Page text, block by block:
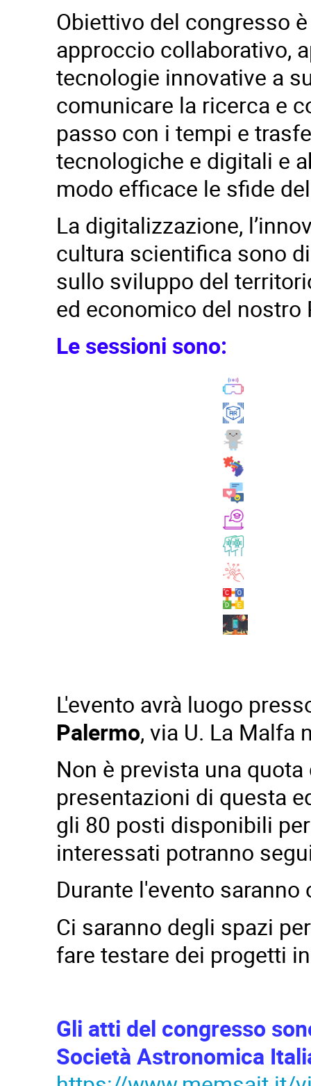
Obiettivo del congresso
approccio collaborativo,
tecnologie innovative a
comunicare la ricerca e
passo con i tempi e
tecnologiche e digitali e
modo efficace le sfide
La digitalizzazione,
cultura scientifica sono
sullo sviluppo del
ed economico del nostro
Le sessioni sono:
L'evento avrà luogo
Palermo, via U. La Malfa
Non è prevista una
presentazioni di questa
gli 80 posti disponibili
interessati potranno
Durante l'evento
Ci saranno degli spazi
fare testare dei progetti
Gli atti del congresso
Società Astronomica